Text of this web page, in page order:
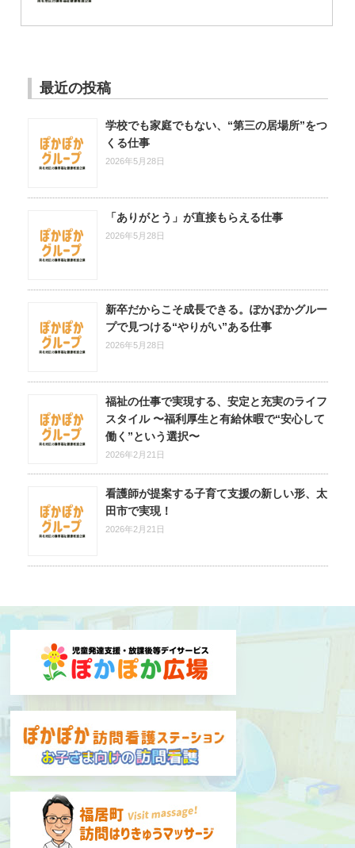
最近の投稿
学校でも家庭でもない、“第三の居場所”をつ
くる仕事
2026年5月28日
「ありがとう」が直接もらえる仕事
2026年5月28日
新卒だからこそ成長できる。ぽかぽかグルー
プで見つける“やりがい”ある仕事
2026年5月28日
福祉の仕事で実現する、安定と充実のライフ
スタイル 〜福利厚生と有給休暇で“安心して
働く”という選択〜
2026年2月21日
看護師が提案する子育て支援の新しい形、太
田市で実現！
2026年2月21日